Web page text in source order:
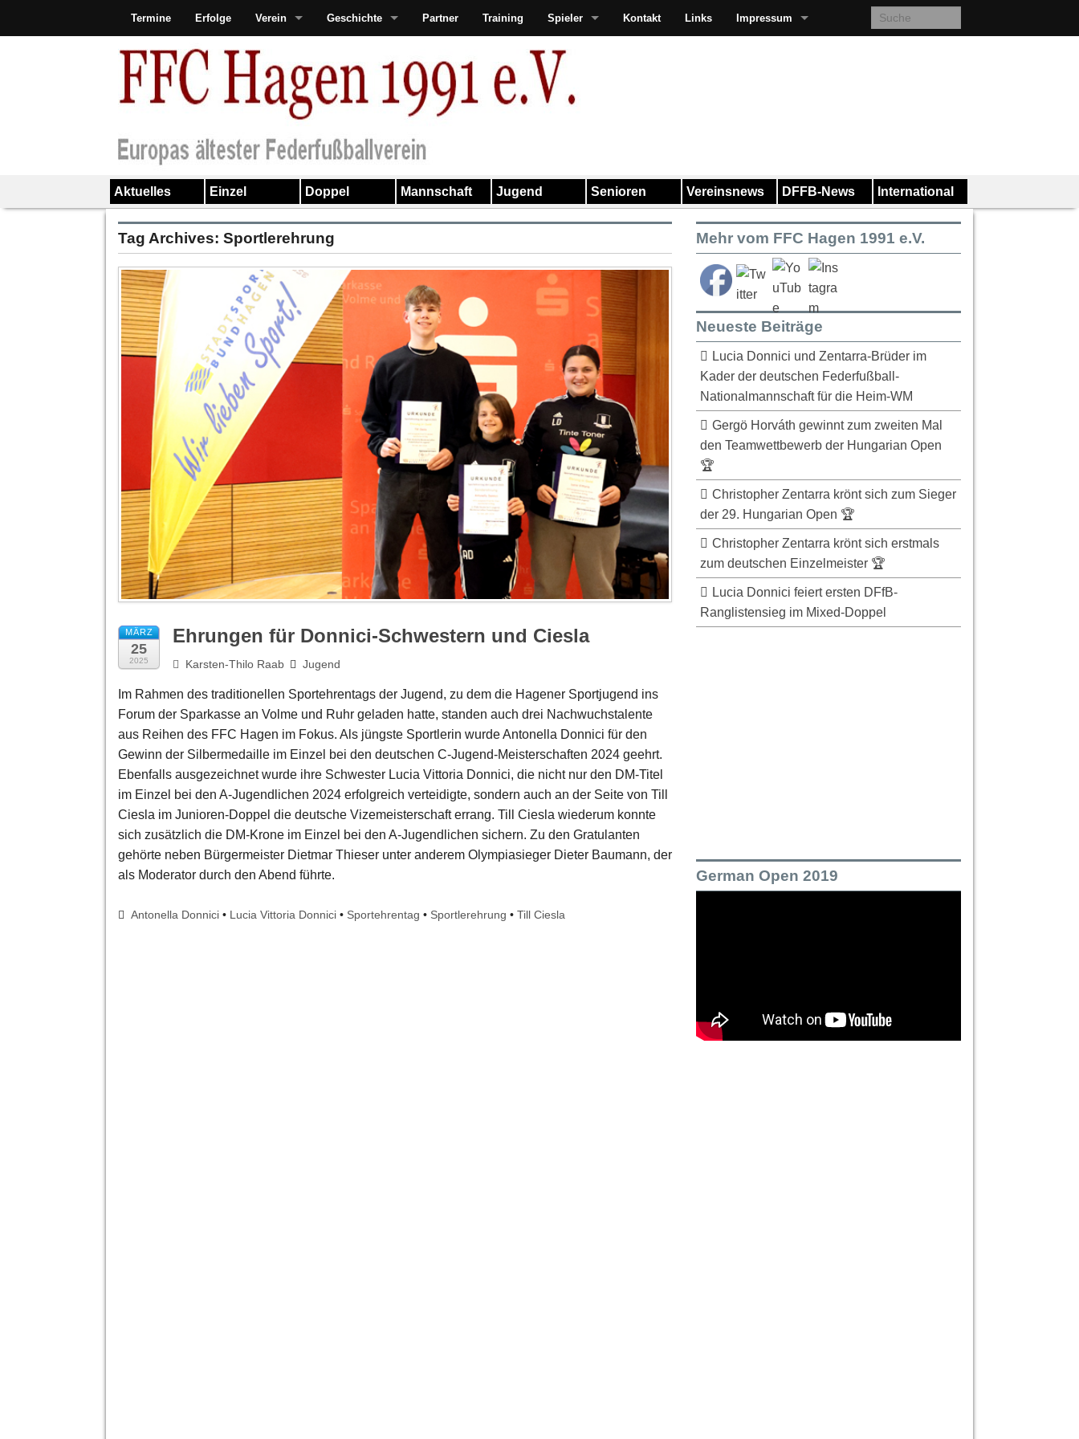
Termine Erfolge Verein Geschichte Partner Training Spieler Kontakt Links Impressum
Aktuelles Einzel Doppel Mannschaft Jugend Senioren Vereinsnews DFFB-News International
Tag Archives: Sportlerehrung
MÄRZ
25
2025
Ehrungen für Donnici-Schwestern und Ciesla
Karsten-Thilo Raab Jugend
Im Rahmen des traditionellen Sportehrentags der Jugend, zu dem die Hagener Sportjugend ins
Forum der Sparkasse an Volme und Ruhr geladen hatte, standen auch drei Nachwuchstalente
aus Reihen des FFC Hagen im Fokus. Als jüngste Sportlerin wurde Antonella Donnici für den
Gewinn der Silbermedaille im Einzel bei den deutschen C-Jugend-Meisterschaften 2024 geehrt.
Ebenfalls ausgezeichnet wurde ihre Schwester Lucia Vittoria Donnici, die nicht nur den DM-Titel
im Einzel bei den A-Jugendlichen 2024 erfolgreich verteidigte, sondern auch an der Seite von Till
Ciesla im Junioren-Doppel die deutsche Vizemeisterschaft errang. Till Ciesla wiederum konnte
sich zusätzlich die DM-Krone im Einzel bei den A-Jugendlichen sichern. Zu den Gratulanten
gehörte neben Bürgermeister Dietmar Thieser unter anderem Olympiasieger Dieter Baumann, der
als Moderator durch den Abend führte.
Antonella Donnici • Lucia Vittoria Donnici • Sportehrentag • Sportlerehrung •Till Ciesla
Mehr vom FFC Hagen 1991 e.V.
Neueste Beiträge
Lucia Donnici und Zentarra-Brüder im
Kader der deutschen Federfußball-
Nationalmannschaft für die Heim-WM
Gergö Horváth gewinnt zum zweiten Mal
den Teamwettbewerb der Hungarian Open
🏆
Christopher Zentarra krönt sich zum Sieger
der 29. Hungarian Open 🏆
Christopher Zentarra krönt sich erstmals
zum deutschen Einzelmeister 🏆
Lucia Donnici feiert ersten DFfB-
Ranglistensieg im Mixed-Doppel
German Open 2019